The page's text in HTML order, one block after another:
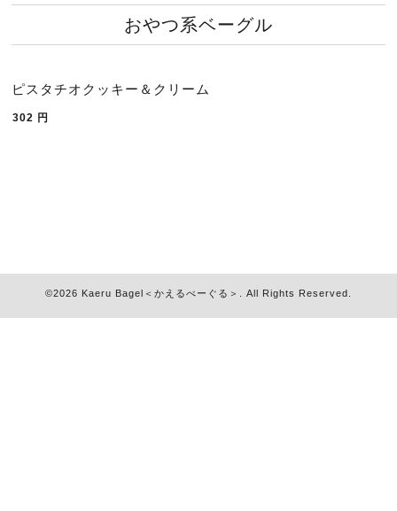
おやつ系ベーグル
ピスタチオクッキー＆クリーム
302 円
©2026 Kaeru Bagel＜かえるべーぐる＞ . All Rights Reserved.